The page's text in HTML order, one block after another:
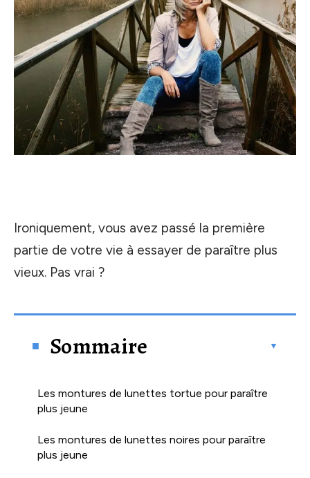
Ironiquement, vous avez passé la première
partie de votre vie à essayer de paraître plus
vieux. Pas vrai ?
Sommaire
Les montures de lunettes tortue pour paraître
plus jeune
​Les montures de lunettes noires pour paraître
plus jeune